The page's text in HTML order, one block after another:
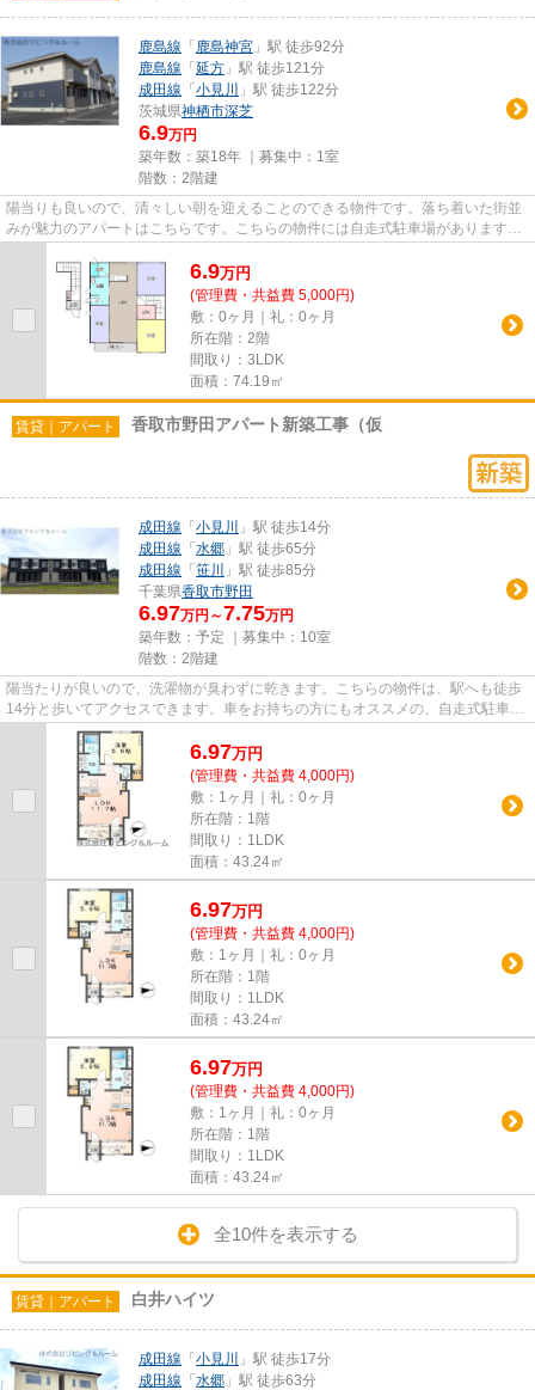
鹿島線 「 鹿島神宮 」駅 徒歩92分
鹿島線 「 延方 」駅 徒歩121分
成田線 「 小見川
」駅 徒歩122分
茨城県神栖市深芝
6.9万円
築年数：築18年 ｜募集中： 1室
階数：2階建
陽当りも良いので、清々しい朝を迎えることのできる物件です。落ち着いた街並
みが魅力のアパートはこちらです。こちらの物件には自走式駐車場があります。
6.9万円
(管理費・共益費 5,000円)
敷：0ヶ月｜礼：0ヶ月
所在階：2階
間取り：3LDK
面積：74.19㎡
賃貸｜アパート 香取市野田アパート新築工事（仮
成田線 「 小見川
」駅 徒歩14分
成田線 「 水郷 」駅 徒歩65分
成田線 「 笹川
」駅 徒歩85分
千葉県香取市野田
6.97万円～7.75万円
築年数：予定 ｜募集中： 10室
階数：2階建
陽当たりが良いので、洗濯物が臭わずに乾きます。こちらの物件は、駅へも徒歩
14分と歩いてアクセスできます。車をお持ちの方にもオススメの、自走式駐車場
を利用できるアパートです。...
6.97万円
(管理費・共益費 4,000円)
敷：1ヶ月｜礼：0ヶ月
所在階：1階
間取り：1LDK
面積：43.24㎡
6.97万円
(管理費・共益費 4,000円)
敷：1ヶ月｜礼：0ヶ月
所在階：1階
間取り：1LDK
面積：43.24㎡
6.97万円
(管理費・共益費 4,000円)
敷：1ヶ月｜礼：0ヶ月
所在階：1階
間取り：1LDK
面積：43.24㎡
全10件を表示する
賃貸｜アパート 白井ハイツ
成田線 「 小見川
」駅 徒歩17分
成田線 「 水郷 」駅 徒歩63分